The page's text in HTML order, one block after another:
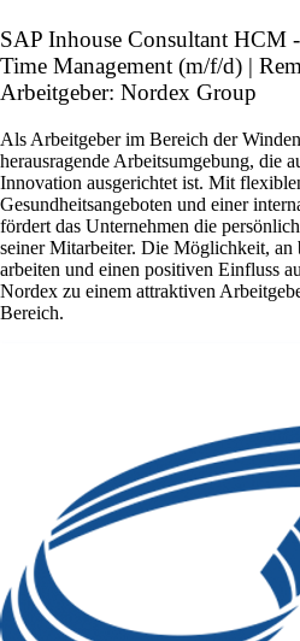
SAP Inhouse Consultant HCM
Time Management (m/f/d) |
Arbeitgeber: Nordex Group
Als Arbeitgeber im Bereich der
herausragende Arbeitsumgebung, die
Innovation ausgerichtet ist. Mit
Gesundheitsangeboten und einer
fördert das Unternehmen die
seiner Mitarbeiter. Die Möglichkeit, an
arbeiten und einen positiven Einfluss
Nordex zu einem attraktiven
Bereich.